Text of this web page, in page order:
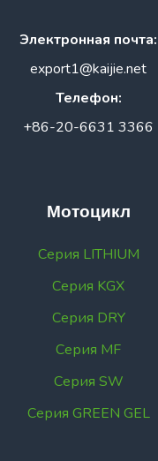
Электронная почта:
export1@kaijie.net
Телефон:
+86-20-6631 3366
Мотоцикл
Серия LITHIUM
Серия KGX
Серия DRY
Серия MF
Серия SW
Серия GREEN GEL